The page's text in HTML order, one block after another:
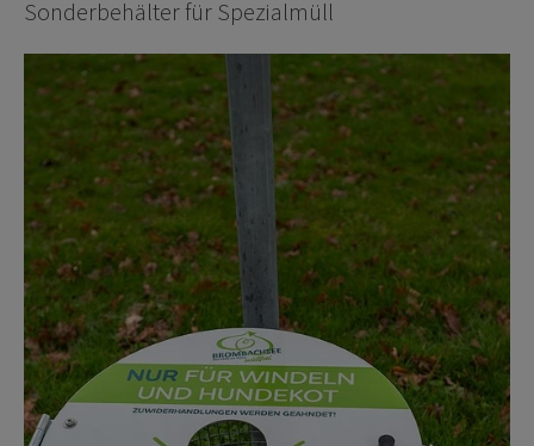
Sonderbehälter für Spezialmüll